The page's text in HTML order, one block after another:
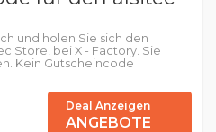
und holen Sie sich den
Store! bei X - Factory. Sie
Kein Gutscheincode
Deal Anzeigen
ANGEBOTE